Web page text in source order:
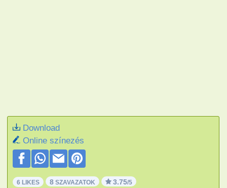
Download
Online színezés
6 LIKES 8 SZAVAZATOK 3.75/5